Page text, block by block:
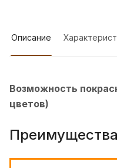
Описание
Возможность
цветов)